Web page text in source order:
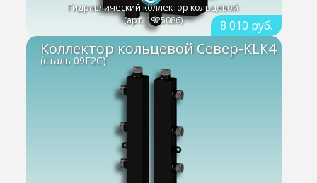
8 010 руб.
Гидравлический коллектор кольцевой
(арт. 1925086)
Коллектор кольцевой Север-КLК4
(сталь 09Г2С)